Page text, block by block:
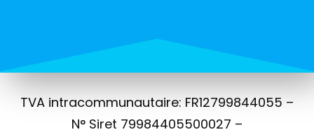
TVA intracommunautaire: FR12799844055 –
N° Siret 79984405500027 –